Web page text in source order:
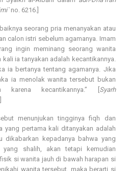
no. 6216.]
seorang pria menanyakan atau
calon istri sebelum agamanya. Imam
ingin meminang seorang wanita
ia tanyakan adalah kecantikannya.
ia bertanya tentang agamanya. Jika
ia menolak wanita tersebut bukan
karena kecantikannya.” [ Syarh
menunjukan tingginya fiqh dan
yang pertama kali ditanyakan adalah
dikabarkan kepadanya bahwa yang
yang shalih, akan tetapi kemudian
si wanita jauh di bawah harapan si
wanita tersebut, maka berarti si